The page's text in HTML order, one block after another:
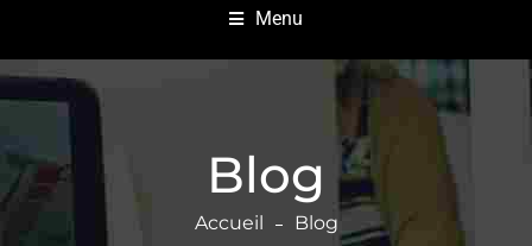
Menu
Blog
Accueil Blog